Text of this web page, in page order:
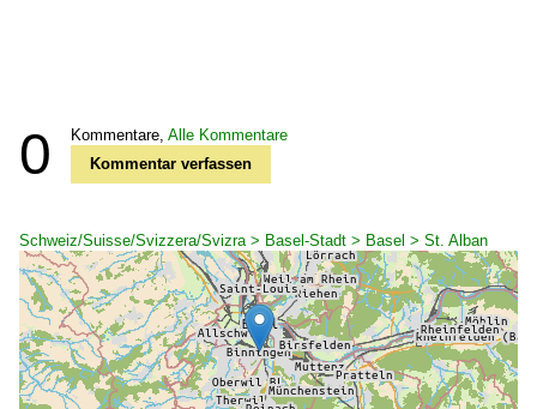
0 Kommentare, Alle Kommentare
Kommentar verfassen
Schweiz/Suisse/Svizzera/Svizra > Basel-Stadt > Basel > St. Alban